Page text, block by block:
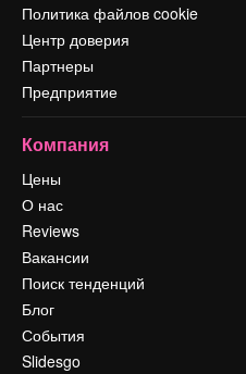
Политика файлов cookie
Центр доверия
Партнеры
Предприятие
Компания
Цены
О нас
Reviews
Вакансии
Поиск тенденций
Блог
События
Slidesgo